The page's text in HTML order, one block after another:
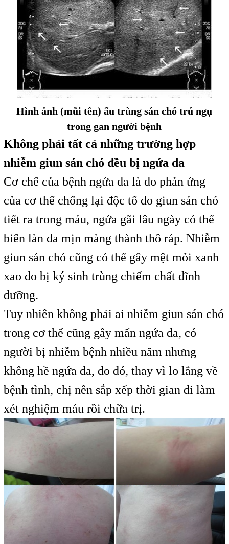
Hình ảnh (mũi tên) ấu trùng sán chó trú ngụ
trong gan người bệnh
Không phải tất cả những trường hợp
nhiễm giun sán chó đều bị ngứa da
Cơ chế của bệnh ngứa da là do phản ứng
của cơ thể chống lại độc tố do giun sán chó
tiết ra trong máu, ngứa gãi lâu ngày có thể
biến làn da mịn màng thành thô ráp. Nhiễm
giun sán chó cũng có thể gây mệt mỏi xanh
xao do bị ký sinh trùng chiếm chất dĩnh
dưỡng.
Tuy nhiên không phải ai nhiễm giun sán chó
trong cơ thể cũng gây mẩn ngứa da, có
người bị nhiễm bệnh nhiều năm nhưng
không hề ngứa da, do đó, thay vì lo lắng về
bệnh tình, chị nên sắp xếp thời gian đi làm
xét nghiệm máu rồi chữa trị.